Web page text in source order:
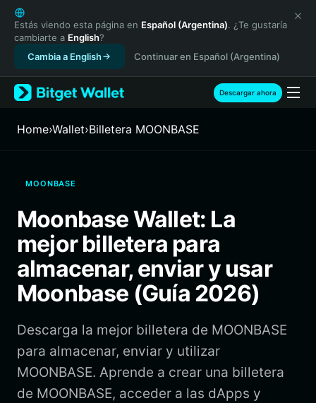
English
日本語
Tiếng Việt
Русский
Español (Latinoamérica)
Türkçe
Français
繁體中文
Bahasa Indonesia
ภาษาไทย
Español
Português (Brasil)
Estás viendo esta página en Español (Argentina). ¿Te gustaría
cambiarte a English?
Cambia a English
Continuar en Español (Argentina)
Descargar ahora
Home›Wallet›Billetera MOONBASE
MOONBASE
Moonbase Wallet: La
mejor billetera para
almacenar, enviar y usar
Moonbase (Guía 2026)
Descarga la mejor billetera de MOONBASE
para almacenar, enviar y utilizar
MOONBASE. Aprende a crear una billetera
de MOONBASE, acceder a las dApps y